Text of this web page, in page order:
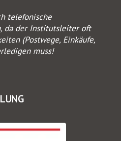
telefonische
da der Institutsleiter oft
(Postwege, Einkäufe,
muss!